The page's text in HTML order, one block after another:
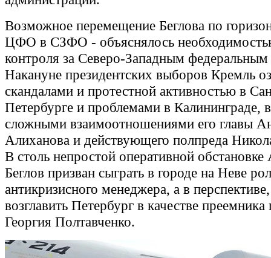
Возможное перемещение Беглова по
ЦФО в СЗФО - объяснялось
контроля за Северо-Западным
Накануне президентских выборов Кремль
скандалами и протестной активностью в
Петербурге и проблемами в Калининграде,
сложными взаимоотношениями его главы
Алиханова и действующего полпреда
В столь непростой оперативной обстановке
Беглов призван сыграть в городе на Неве
антикризисного менеджера, а в
возглавить Петербург в качестве преемника
Георгия Полтавченко.